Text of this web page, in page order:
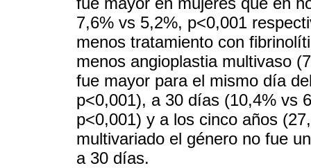
7,6% vs 5,2%, p<0,001
menos tratamiento con
menos angioplastia multivaso
fue mayor para el mismo día
p<0,001), a 30 días (10,4% vs
p<0,001) y a los cinco años
multivariado el género no fue
a 30 días.